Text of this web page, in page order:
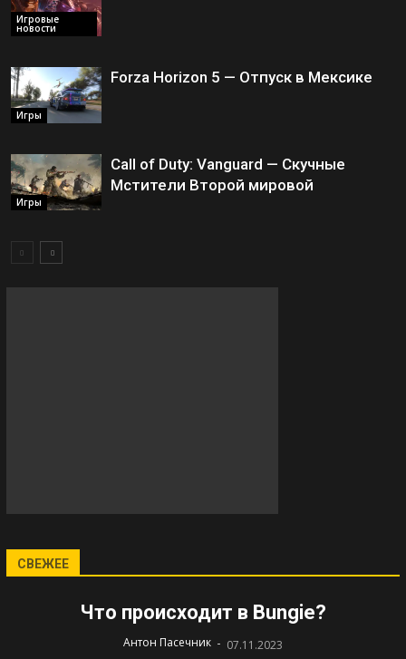
Игровые
новости
Игры
Forza Horizon 5 — Отпуск в Мексике
Игры
Call of Duty: Vanguard — Скучные
Мстители Второй мировой
СВЕЖЕЕ
Что происходит в Bungie?
Антон Пасечник - 07.11.2023